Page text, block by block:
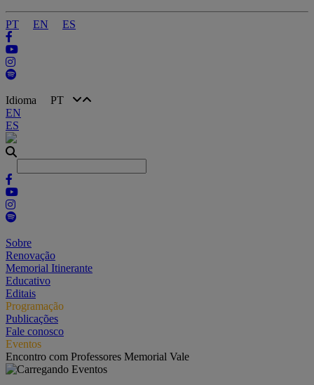
PT EN ES
Idioma PT
EN
ES
Sobre
Renovação
Memorial Itinerante
Educativo
Editais
Programação
Publicações
Fale conosco
Eventos
Encontro com Professores Memorial Vale